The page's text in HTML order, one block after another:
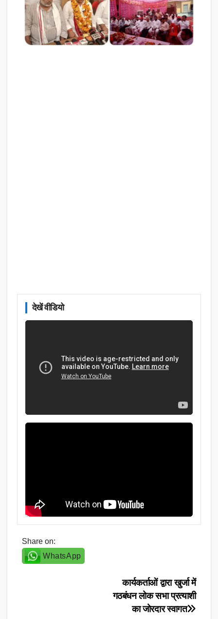
देखें वीडियो
Share on:
WhatsApp
कार्यकर्ताओं द्वारा खुर्जा में
गठबंधन लोक सभा प्रत्याशी
का जोरदार स्वागत